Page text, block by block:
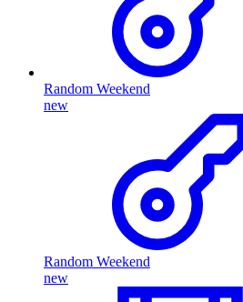
Random Weekend
new
Random Weekend
new